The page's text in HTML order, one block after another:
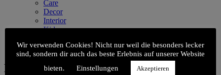
Care
Decor
Interior
Kids
Style
Malediven_41
Wir verwenden Cookies! Nicht nur weil die besonders lecker
sind, sondern dir auch das beste Erlebnis auf unserer Website
bieten.
Einstellungen Akzeptieren